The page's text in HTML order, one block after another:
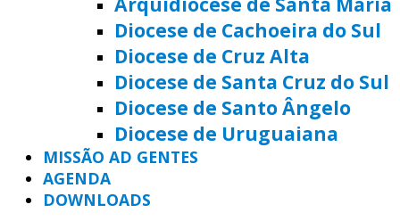
Diocese de Cachoeira do Sul
Diocese de Cruz Alta
Diocese de Santa Cruz do Sul
Diocese de Santo Ângelo
Diocese de Uruguaiana
MISSÃO AD GENTES
AGENDA
DOWNLOADS